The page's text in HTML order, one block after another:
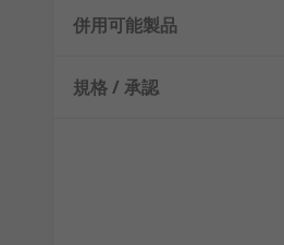
併用可能製品
規格 / 承認